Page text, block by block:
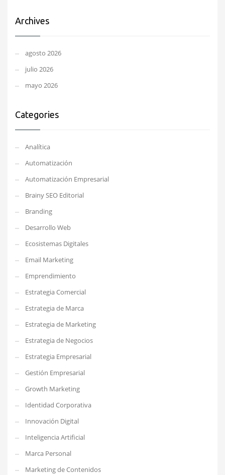
Archives
agosto 2026
julio 2026
mayo 2026
Categories
Analítica
Automatización
Automatización Empresarial
Brainy SEO Editorial
Branding
Desarrollo Web
Ecosistemas Digitales
Email Marketing
Emprendimiento
Estrategia Comercial
Estrategia de Marca
Estrategia de Marketing
Estrategia de Negocios
Estrategia Empresarial
Gestión Empresarial
Growth Marketing
Identidad Corporativa
Innovación Digital
Inteligencia Artificial
Marca Personal
Marketing de Contenidos